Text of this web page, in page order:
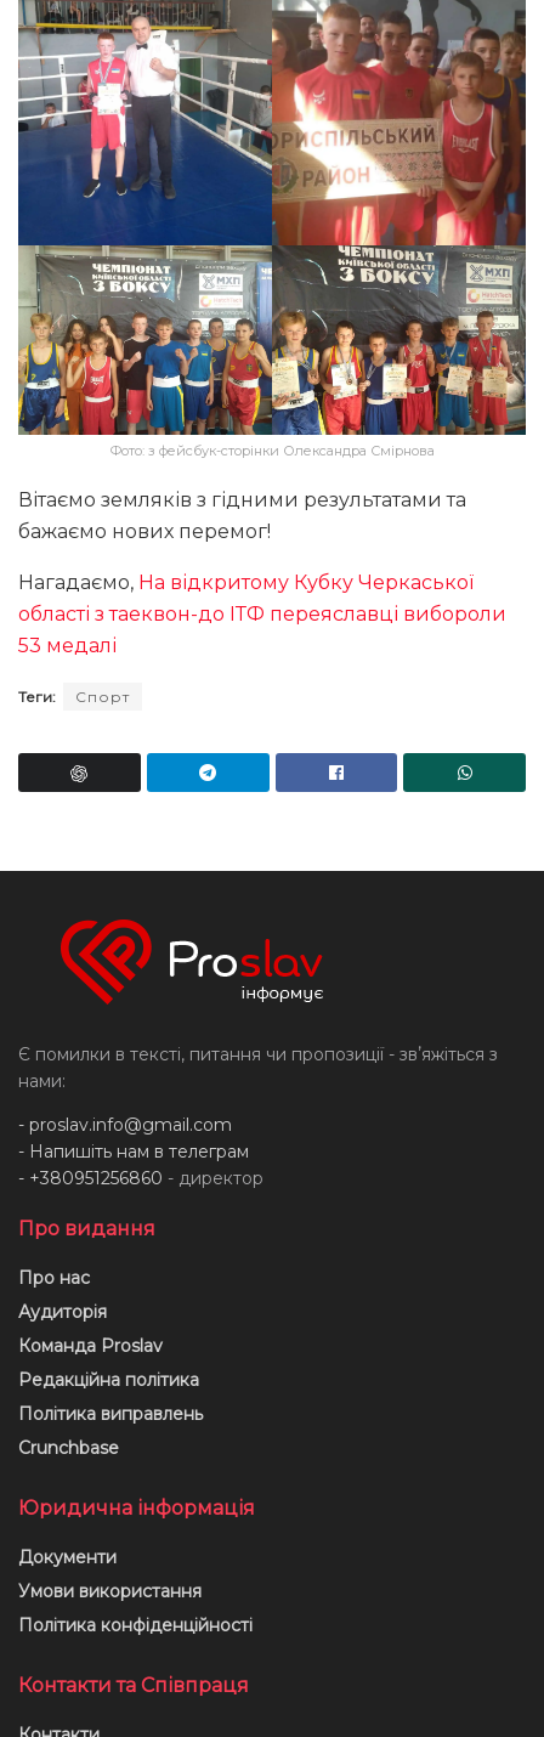
Фото: з фейсбук-сторінки Олександра Смірнова
Вітаємо земляків з гідними результатами та
бажаємо нових перемог!
Нагадаємо, На відкритому Кубку Черкаської
області з таеквон-до ІТФ переяславці вибороли
53 медалі
Теги: Спорт
Є помилки в тексті, питання чи пропозиції - звʼяжіться з
нами:
- proslav.info@gmail.com
- Напишіть нам в телеграм
- +380951256860 - директор
Про видання
Про нас
Аудиторія
Команда Proslav
Редакційна політика
Політика виправлень
Crunchbase
Юридична інформація
Документи
Умови використання
Політика конфіденційності
Контакти та Співпраця